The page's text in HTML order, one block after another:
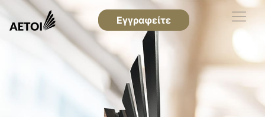
Εγγραφείτε